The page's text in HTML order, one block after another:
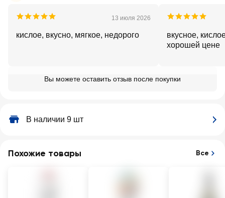
13 июля 2026
кислое, вкусно, мягкое, недорого
вкусное,
хорошей цене
Вы можете оставить отзыв после покупки
В наличии 9 шт
Похожие товары Все